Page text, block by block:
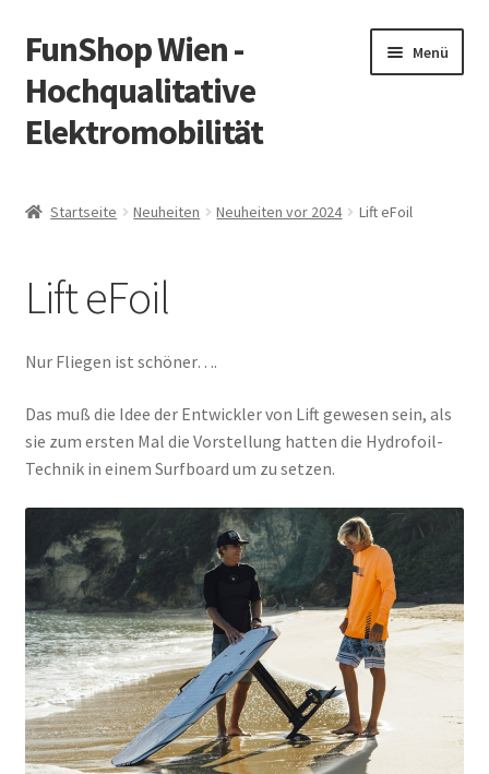
Zur
Navigation
springen
Zum
Inhalt
springen
FunShop Wien -
Hochqualitative
Elektromobilität
Menü
Vorsicht Internetbetrug
Über FunShop
Impressum
Zum Onlineshop in der Web Version
Startseite Neuheiten Neuheiten vor 2024 Lift eFoil
Lift eFoil
Nur Fliegen ist schöner….
Das muß die Idee der Entwickler von Lift gewesen sein, als
sie zum ersten Mal die Vorstellung hatten die Hydrofoil-
Technik in einem Surfboard um zu setzen.